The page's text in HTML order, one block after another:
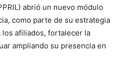
abrió un nuevo módulo
como parte de su estrategia
los afiliados, fortalecer la
ampliando su presencia en